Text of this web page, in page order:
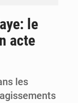
Blanchisseries à Bamako : la traçabilité du linge en question
Dr Abdrahamane Tamboura, économiste
le
acte
les